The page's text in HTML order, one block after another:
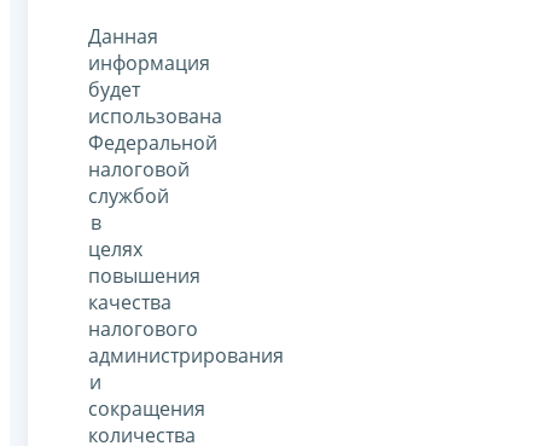
Данная
информация
будет
использована
Федеральной
налоговой
службой
в
целях
повышения
качества
налогового
администрирования
и
сокращения
количества